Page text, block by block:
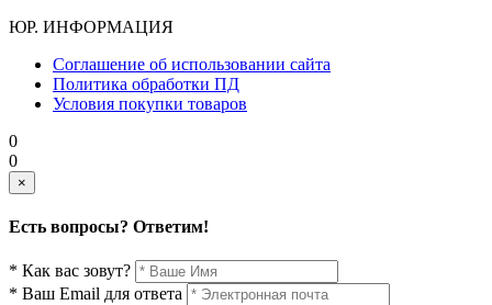
ЮР. ИНФОРМАЦИЯ
Соглашение об использовании сайта
Политика обработки ПД
Условия покупки товаров
0
0
×
Есть вопросы? Ответим!
* Как вас зовут?
* Ваш Email для ответа